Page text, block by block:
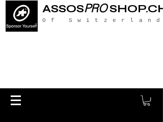
ASSOSPROSHOP.CH
Of Switzerland